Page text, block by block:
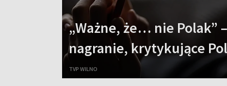
„Ważne, że… nie Polak”
nagranie, krytykujące
TVP WILNO